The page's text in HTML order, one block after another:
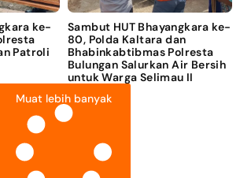
ke-
Patroli
Sambut HUT Bhayangkara ke-
80, Polda Kaltara dan
Bhabinkabtibmas Polresta
Bulungan Salurkan Air Bersih
untuk Warga Selimau II
Muat lebih banyak